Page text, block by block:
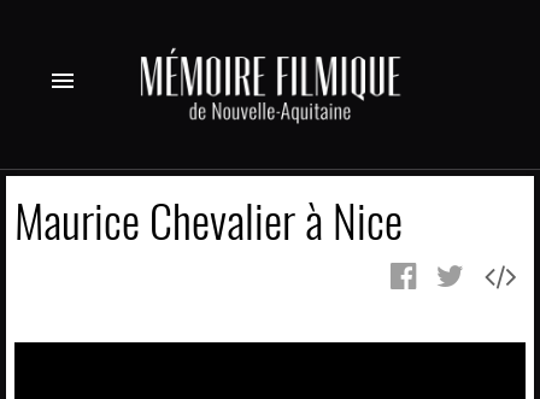
menu
Maurice Chevalier à Nice